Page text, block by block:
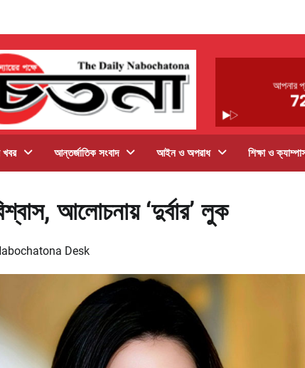
খবর আন্তর্জাতিক সংবাদ আইন ও অপরাধ শিক্ষা ও
আলোচনায় ‘দুর্বার’ লুক
Desk